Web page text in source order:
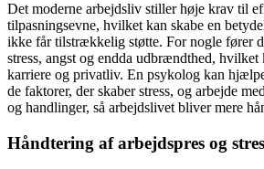
Det moderne arbejdsliv stiller høje krav til
tilpasningsevne, hvilket kan skabe en
ikke får tilstrækkelig støtte. For nogle fører
stress, angst og endda udbrændthed, hvilket
karriere og privatliv. En psykolog kan
de faktorer, der skaber stress, og arbejde
og handlinger, så arbejdslivet bliver mere
Håndtering af arbejdspres og